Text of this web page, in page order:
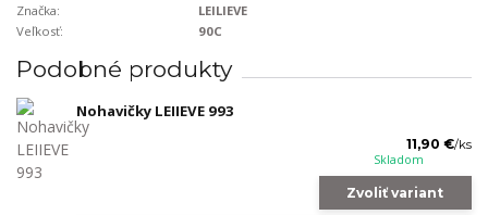
Značka:
LEILIEVE
Veľkosť:
90C
Podobné produkty
Nohavičky LEIIEVE 993
11,90 €/ks
Skladom
Zvoliť variant